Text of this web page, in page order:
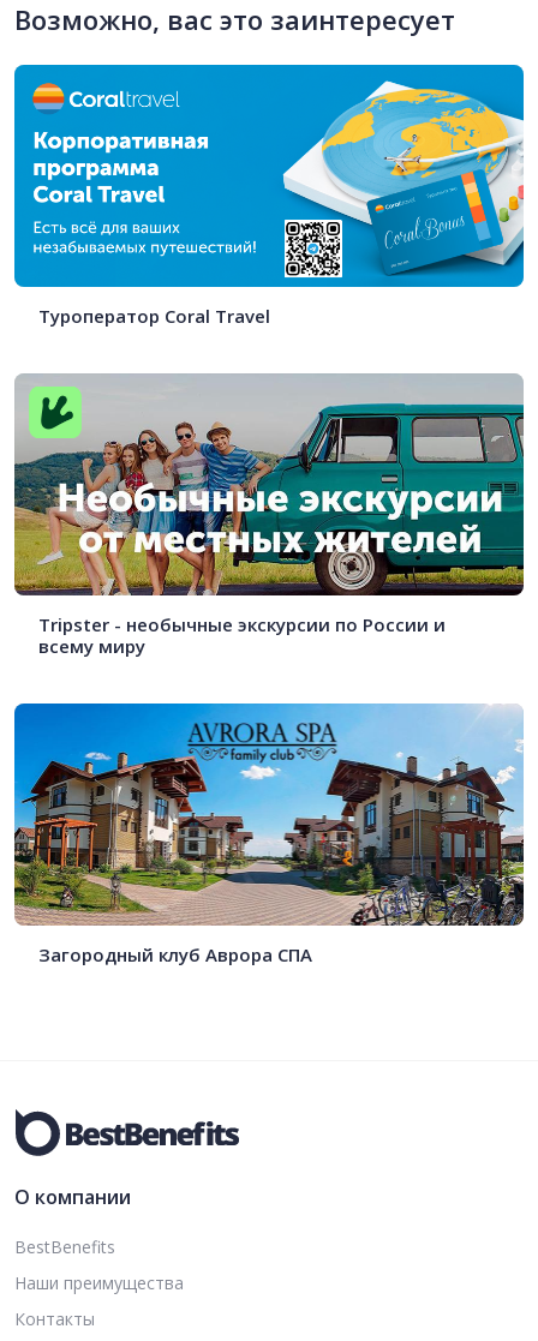
Возможно, вас это заинтересует
Туроператор Coral Travel
Tripster - необычные экскурсии по России и
всему миру
Загородный клуб Аврора СПА
О компании
BestBenefits
Наши преимущества
Контакты